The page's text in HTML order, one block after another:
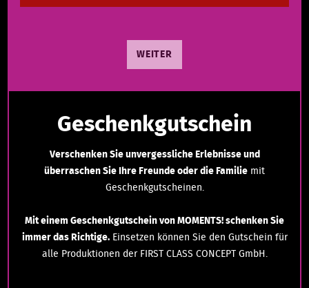
WEITER
Geschenkgutschein
Verschenken Sie unvergessliche Erlebnisse und
überraschen Sie Ihre Freunde oder die Familie mit
Geschenkgutscheinen.
Mit einem Geschenkgutschein von MOMENTS! schenken Sie
immer das Richtige.Einsetzen können Sie den Gutschein für
alle Produktionen der FIRST CLASS CONCEPT GmbH.